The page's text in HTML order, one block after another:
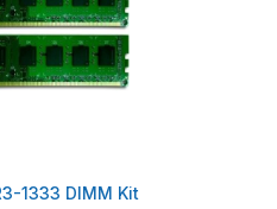
1333 DIMM Kit